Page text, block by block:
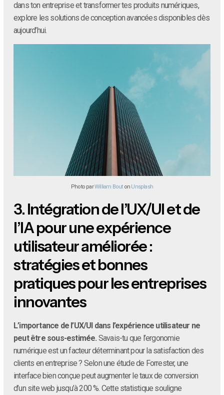
dans ton entreprise et transformer tes produits numériques,
explore les solutions de conception avancées disponibles dès
aujourd’hui.
Photo parWilliam Bouton Unsplash
3.Intégration de l’UX/UI et de
l’IA pour une expérience
utilisateur améliorée :
stratégies et bonnes
pratiques pour les entreprises
innovantes
L’importance de l’UX/UI dans l’expérience utilisateur ne
peut être sous-estimée. Savais-tu que l’ergonomie
numérique est un facteur déterminant pour la satisfaction des
clients en entreprise ? Selon une étude de Forrester, une
interface bien conçue peut augmenter le taux de conversion
d’un site web jusqu’à 200 %. Cette statistique souligne